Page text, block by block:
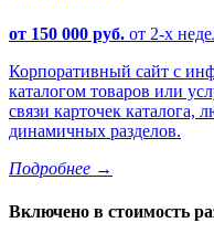
от 150 000 руб. от 2-х
Корпоративный сайт с
каталогом товаров или
связи карточек каталога,
динамичных разделов.
Подробнее →
Включено в стоимость